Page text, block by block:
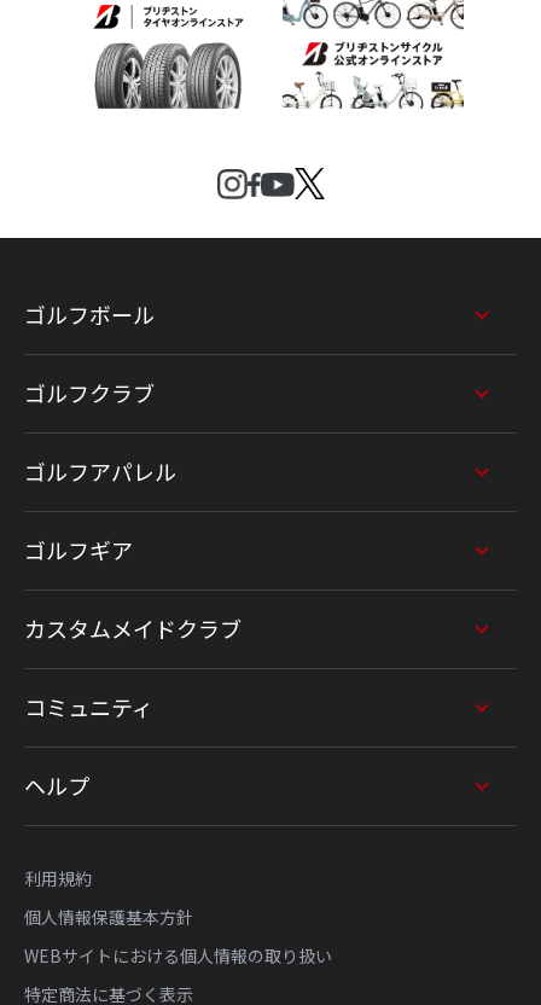
ゴルフボール
ゴルフクラブ
ゴルフアパレル
ゴルフギア
カスタムメイドクラブ
コミュニティ
ヘルプ
利用規約
個人情報保護基本方針
WEBサイトにおける個人情報の取り扱い
特定商法に基づく表示